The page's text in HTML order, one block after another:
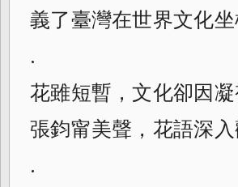
義了臺灣在世界文化坐
.
花雖短暫，文化卻因凝
張鈞甯美聲，花語深
.